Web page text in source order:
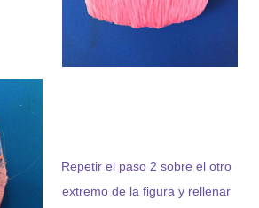
Repetir el paso 2 sobre el otro
extremo de la figura y rellenar